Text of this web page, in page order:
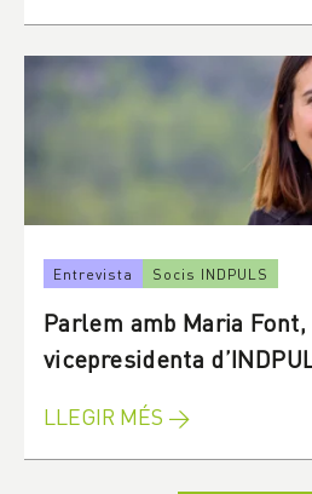
Entrevista Socis INDPULS
Parlem amb Maria Font,
vicepresidenta
LLEGIR MÉS →